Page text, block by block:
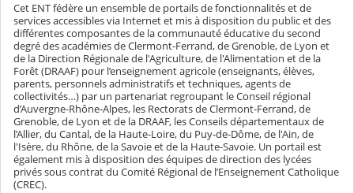
Cet ENT fédère un ensemble de portails de fonctionnalités et de
services accessibles via Internet et mis à disposition du public et des
différentes composantes de la communauté éducative du second
degré des académies de Clermont-Ferrand, de Grenoble, de Lyon et
de la Direction Régionale de l'Agriculture, de l'Alimentation et de la
Forêt (DRAAF) pour l’enseignement agricole (enseignants, élèves,
parents, personnels administratifs et techniques, agents de
collectivités…) par un partenariat regroupant le Conseil régional
d’Auvergne-Rhône-Alpes, les Rectorats de Clermont-Ferrand, de
Grenoble, de Lyon et de la DRAAF, les Conseils départementaux de
l’Allier, du Cantal, de la Haute-Loire, du Puy-de-Dôme, de l'Ain, de
l'Isère, du Rhône, de la Savoie et de la Haute-Savoie. Un portail est
également mis à disposition des équipes de direction des lycées
privés sous contrat du Comité Régional de l’Enseignement Catholique
(CREC).